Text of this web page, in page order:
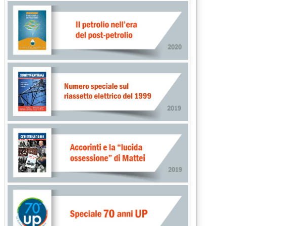
UE, nel 2024 il fotovoltaico supera il carbone '
e Mix Srl